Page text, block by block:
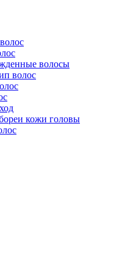
волосы
волос
кожи головы